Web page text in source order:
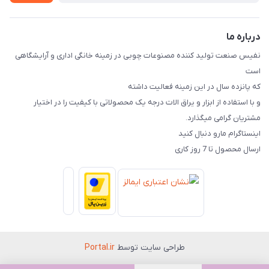
درباره ما
نفیس صنعت تولید کننده مصنوعات چوبی در زمینه خانگی اداری و آرایشگاهی
است
که پانزده سال در این زمینه فعالیت داشته
و با استفاده از ابزار و یراق الات درجه یک محصولاتی با کیفیت را در اختیار
مشتریان گرامی میگذارد.
اینستاگرام مارو دنبال کنید
ارسال محصول تا 7 روز کاری
طراحی سایت توسطPortal.ir